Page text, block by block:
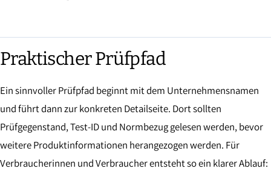
Praktischer Prüfpfad
Ein sinnvoller Prüfpfad beginnt mit dem Unternehmensnamen
und führt dann zur konkreten Detailseite. Dort sollten
Prüfgegenstand, Test-ID und Normbezug gelesen werden, bevor
weitere Produktinformationen herangezogen werden. Für
Verbraucherinnen und Verbraucher entsteht so ein klarer Ablauf: